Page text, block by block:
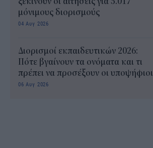
μόνιμους διορισμούς
04 Αυγ 2026
Διορισμοί εκπαιδευτικών 2026:
Πότε βγαίνουν τα ονόματα και τι
πρέπει να προσέξουν οι υποψήφιοι
06 Αυγ 2026